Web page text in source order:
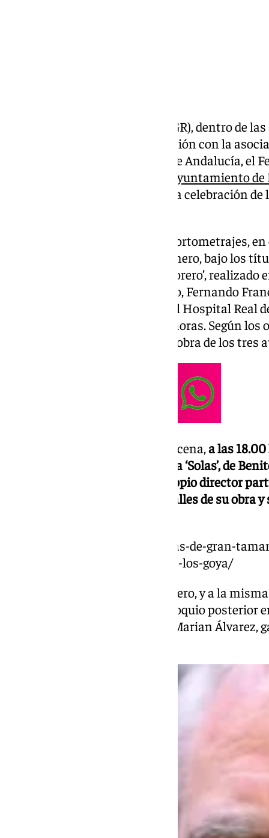
La Universidad de Granada, (UGR), dentro de
proyecto FicTrans, en colaboración con la
Igualdad, la Academia de Cine de Andalucía, el
ayuntamiento
serie de actividades en torno a la celebración
Esta tarde se proyectarán dos cortometrajes,
a las 19:00 horas de Sandra Romero, bajo los
del año 2020, y ‘El perro de un torero’, realizado
Los directores Benito Zambrano, Fernando
mantendrán un encuentro en el Hospital Real
viernes 10 de enero a las 12.00 horas. Según
imprescindible para conocer la obra de los tres
En el Espacio Escénico de Maracena,a las
viernes, se proyectará la película ‘Solas’, de
aniversario de su estreno. El propio director
coloquio donde compartirá detalles de su obra
https://www.101tv.es/8-estatuas-de-gran-
nos-acercan-a-la-ceremonia-de-los-goya/
Al día siguiente, sábado 11 de enero, y a la
de Fernando Franco, con un coloquio
director como la protagonista, Marian Álvarez,